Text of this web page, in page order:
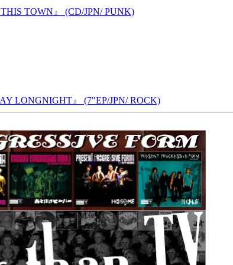
TOWN』 (CD/JPN/ PUNK)
LONGNIGHT』 (7"EP/JPN/ ROCK)